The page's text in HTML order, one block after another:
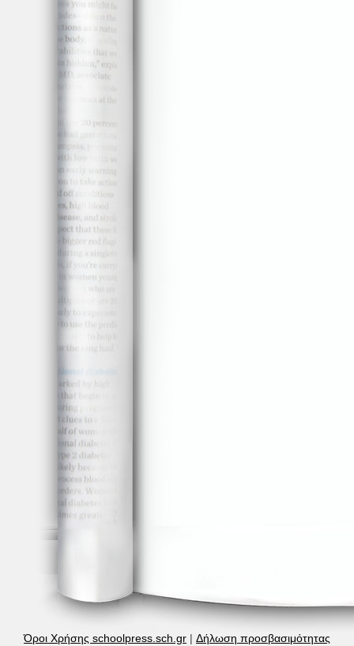
Όροι Χρήσης schoolpress.sch.gr | Δήλωση προσβασιμότητας